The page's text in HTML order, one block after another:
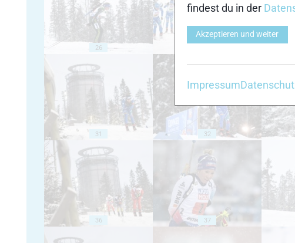
26
31 32
36 37
findest du in der
Akzeptieren und weiter
Impressum